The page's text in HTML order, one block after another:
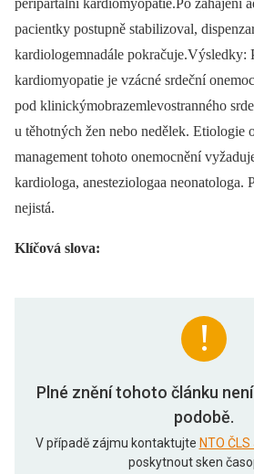
peripartální kardiomyopatie.Po zahájení
pacientky postupně stabilizoval,
kardiologemnadále pokračuje.Výsledky:
kardiomyopatie je vzácné srdeční
pod klinickýmobrazemlevostranného
u těhotných žen nebo nedělek. Etiologie
management tohoto onemocnění
kardiologa, anesteziologaa neonatologa.
nejistá.
Klíčová slova:
Plné znění tohoto článku
podobě.
V případě zájmu kontaktujte NTO ČLS
poskytnout sken